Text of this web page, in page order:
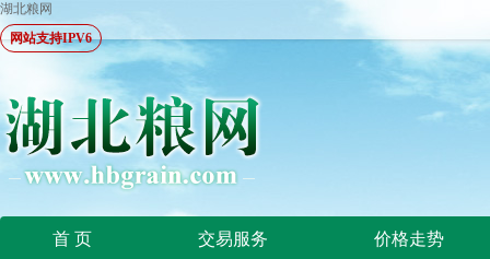
湖北粮网
网站支持IPV6
首 页 交易服务 价格走势